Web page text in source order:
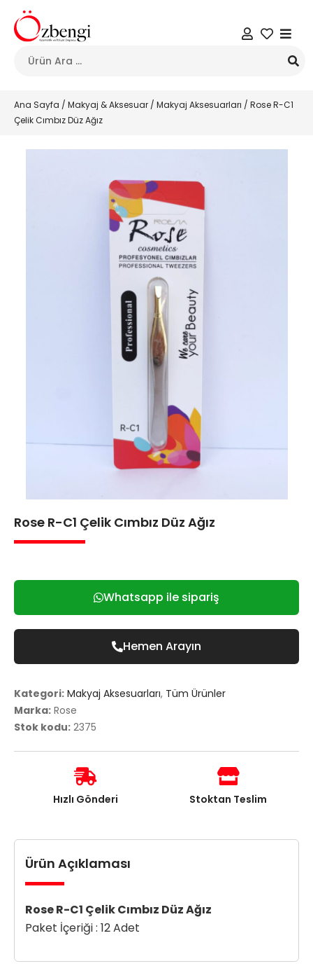
Ana Sayfa / Makyaj & Aksesuar / Makyaj Aksesuarları / Rose R-C1
Çelik Cımbız Düz Ağız
Rose R-C1 Çelik Cımbız Düz Ağız
Whatsapp ile sipariş
Hemen Arayın
Kategori: Makyaj Aksesuarları, Tüm Ürünler
Marka: Rose
Stok kodu: 2375
Hızlı Gönderi Stoktan Teslim
Ürün Açıklaması
Rose R-C1 Çelik Cımbız Düz Ağız
Paket İçeriği : 12 Adet